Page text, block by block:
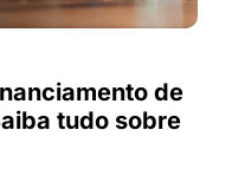
de
tudo sobre